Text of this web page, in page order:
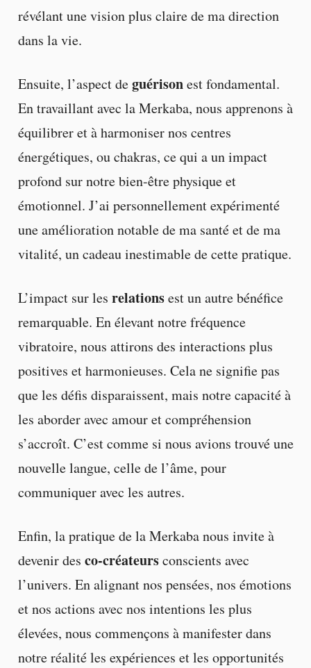
révélant une vision plus claire de ma direction
dans la vie.
Ensuite, l’aspect deguérisonest fondamental.
En travaillant avec la Merkaba, nous apprenons à
équilibrer et à harmoniser nos centres
énergétiques, ou chakras, ce qui a un impact
profond sur notre bien-être physique et
émotionnel. J’ai personnellement expérimenté
une amélioration notable de ma santé et de ma
vitalité, un cadeau inestimable de cette pratique.
L’impact sur les relationsest un autre bénéfice
remarquable. En élevant notre fréquence
vibratoire, nous attirons des interactions plus
positives et harmonieuses. Cela ne signifie pas
que les défis disparaissent, mais notre capacité à
les aborder avec amour et compréhension
s’accroît. C’est comme si nous avions trouvé une
nouvelle langue, celle de l’âme, pour
communiquer avec les autres.
Enfin, la pratique de la Merkaba nous invite à
devenir des co-créateursconscients avec
l’univers. En alignant nos pensées, nos émotions
et nos actions avec nos intentions les plus
élevées, nous commençons à manifester dans
notre réalité les expériences et les opportunités